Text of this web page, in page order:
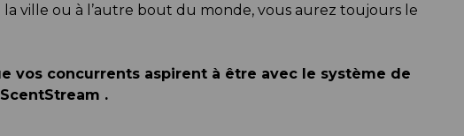
la ville ou à l’autre bout du monde, vous aurez toujours le
vos concurrents aspirent à être avec le système de
.